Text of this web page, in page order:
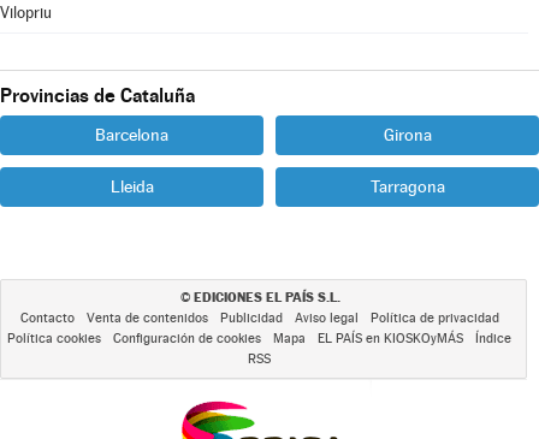
Vilopriu
Provincias de Cataluña
Barcelona Girona
Lleida Tarragona
© EDICIONES EL PAÍS S.L.
Contacto Venta de contenidos Publicidad Aviso legal
Política de privacidad
Política cookies
Configuración de cookies Mapa EL PAÍS en KIOSKOyMÁS
Índice
RSS